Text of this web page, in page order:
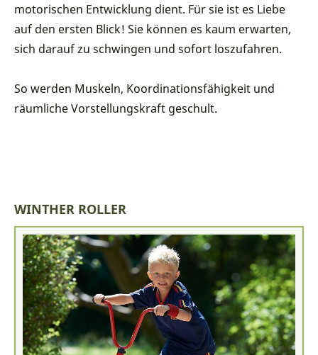
motorischen Entwicklung dient. Für sie ist es Liebe
auf den ersten Blick! Sie können es kaum erwarten,
sich darauf zu schwingen und sofort loszufahren.
So werden Muskeln, Koordinationsfähigkeit und
räumliche Vorstellungskraft geschult.
WINTHER ROLLER